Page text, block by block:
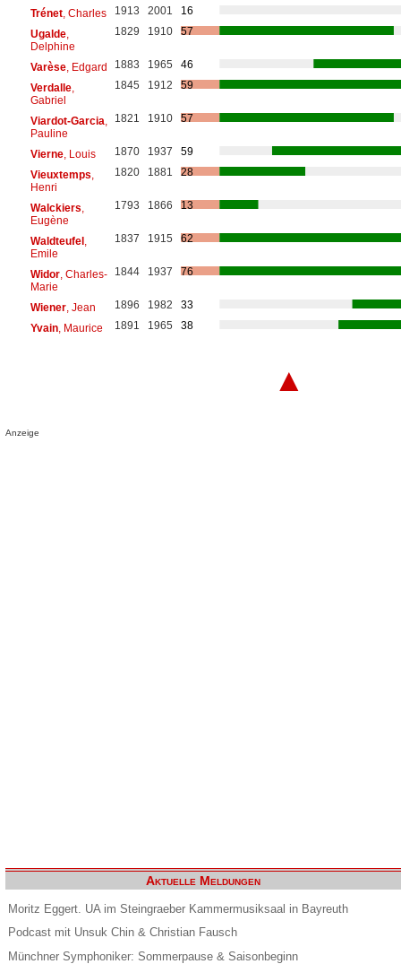
Trénet, Charles 1913 2001
16
Ugalde,
Delphine
1829 1910 57
Varèse, Edgard 1883 1965
46
Verdalle,
Gabriel
1845 1912 59
Viardot-Garcia
Pauline
1821 1910 57
Vierne, Louis 1870 1937
59
Vieuxtemps
Henri
1820 1881 28
Walckiers
Eugène
1793 1866 13
Waldteufel,
Emile
1837 1915 62
Widor, Charles-
Marie
1844 1937 76
Wiener, Jean 1896 1982
33
Yvain, Maurice 1891 1965 38
▲
Anzeige
Aktuelle Meldungen
Moritz Eggert. UA im Steingraeber Kammermusiksaal in Bayreuth
Podcast mit Unsuk Chin & Christian Fausch
Münchner Symphoniker: Sommerpause & Saisonbeginn